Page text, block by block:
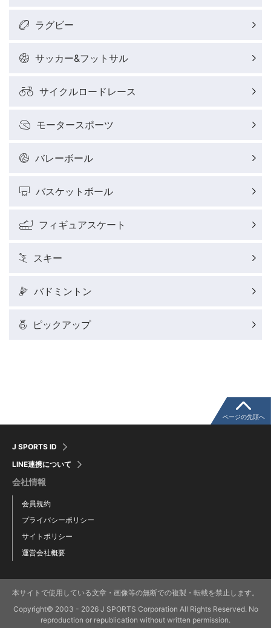
ラグビーレポート
野球好きコラム
サイクルロードレースレポート
フィギュアスケートレポート
バスケットボールレポート
F1コラム
ハンドボールコラム
ラグビー
サッカー&フットサル
サイクルロードレース
モータースポーツ
バレーボール
バスケットボール
フィギュアスケート
スキー
バドミントン
ピックアップ
J SPORTS ID
LINE連携について
会社情報
会員規約
プライバシーポリシー
サイトポリシー
運営会社概要
ページの先頭へ
本サイトで使用している文章・画像等の無断での複製・転載を禁止します。
Copyright© 2003 - 2026 J SPORTS Corporation All Rights Reserved. No
reproduction or republication without written permission.